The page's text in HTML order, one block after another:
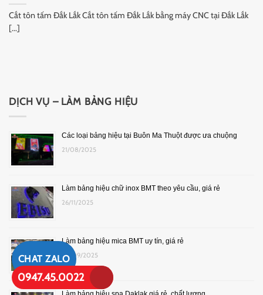
CHAT ZALO
0947.45.0022
Cắt tôn tấm Đắk Lắk Cắt tôn tấm Đắk Lắk bằng máy CNC tại Đắk Lắk
[...]
DỊCH VỤ – LÀM BẢNG HIỆU
Các loại bảng hiệu tại Buôn Ma Thuột được ưa chuộng
21/08/2025
Làm bảng hiệu chữ inox BMT theo yêu cầu, giá rẻ
26/11/2025
Làm bảng hiệu mica BMT uy tín, giá rẻ
05/09/2025